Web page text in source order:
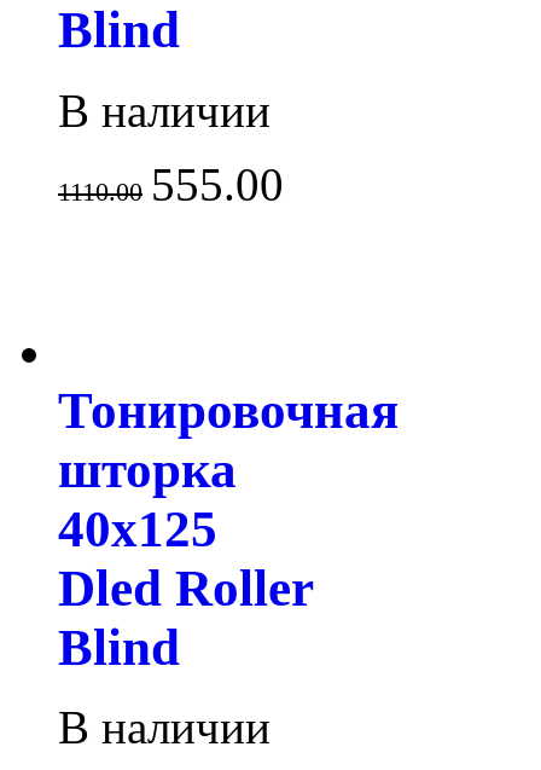
Blind
В наличии
1110.00 555.00
Тонировочная
шторка
40х125
Dled Roller
Blind
В наличии